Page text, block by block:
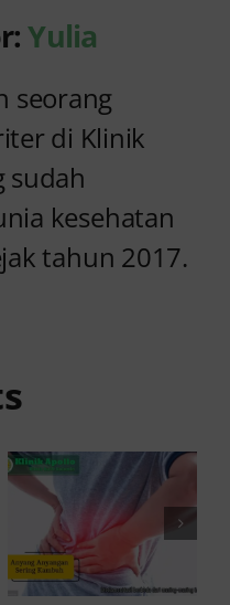
Yulia
seorang
di Klinik
sudah
kesehatan
tahun 2017.
Kambuh
dan Cara
Atasinya